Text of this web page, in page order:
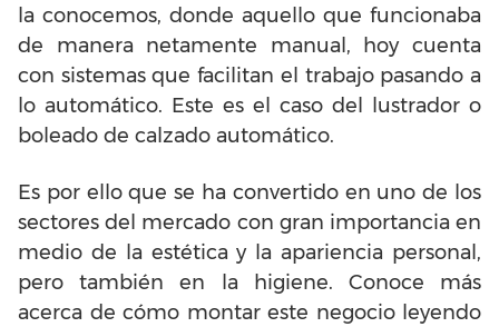
la conocemos, donde aquello que funcionaba
de manera netamente manual, hoy cuenta
con sistemas que facilitan el trabajo pasando a
lo automático. Este es el caso del lustrador o
boleado de calzado automático.
Es por ello que se ha convertido en uno de los
sectores del mercado con gran importancia en
medio de la estética y la apariencia personal,
pero también en la higiene. Conoce más
acerca de cómo montar este negocio leyendo